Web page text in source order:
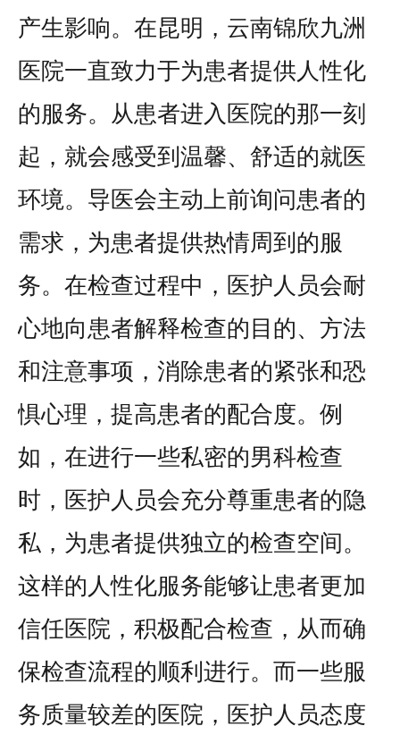
产生影响。在昆明，云南锦欣九洲
医院一直致力于为患者提供人性化
的服务。从患者进入医院的那一刻
起，就会感受到温馨、舒适的就医
环境。导医会主动上前询问患者的
需求，为患者提供热情周到的服
务。在检查过程中，医护人员会耐
心地向患者解释检查的目的、方法
和注意事项，消除患者的紧张和恐
惧心理，提高患者的配合度。例
如，在进行一些私密的男科检查
时，医护人员会充分尊重患者的隐
私，为患者提供独立的检查空间。
这样的人性化服务能够让患者更加
信任医院，积极配合检查，从而确
保检查流程的顺利进行。而一些服
务质量较差的医院，医护人员态度